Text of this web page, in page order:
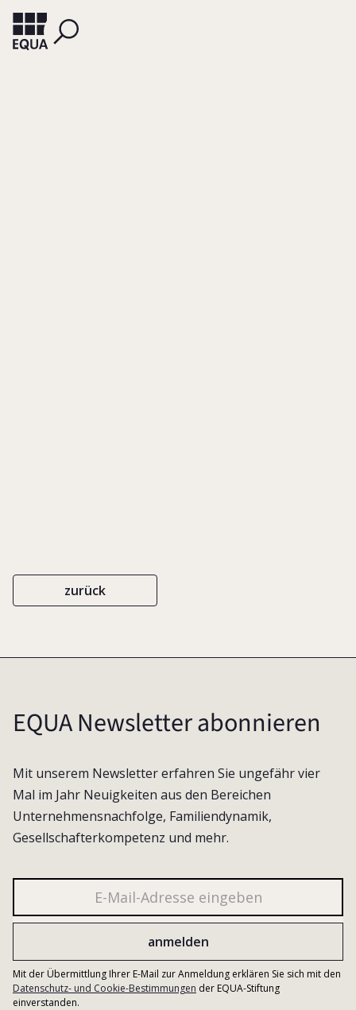
zurück
EQUA Newsletter abonnieren
Mit unserem Newsletter erfahren Sie ungefähr vier
Mal im Jahr Neuigkeiten aus den Bereichen
Unternehmensnachfolge, Familiendynamik,
Gesellschafterkompetenz und mehr.
Mit der Übermittlung Ihrer E-Mail zur Anmeldung erklären Sie sich mit den
Datenschutz- und Cookie-Bestimmungen der EQUA-Stiftung
einverstanden.